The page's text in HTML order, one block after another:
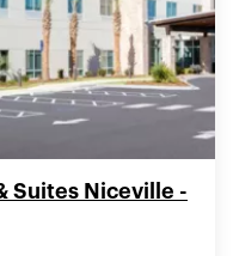
Suites Niceville -